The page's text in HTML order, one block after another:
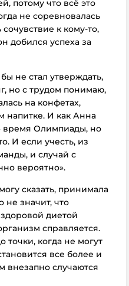
потому что всё это
не соревновалась
к кому-то,
добился успеха за
не стал утверждать,
но с трудом понимаю,
на конфетах,
напитке. И как Анна
время Олимпиады, но
И если учесть, из
и случай с
вероятно».
сказать, принимала
не значит, что
диетой
справляется.
точки, когда не могут
все более и
внезапно случаются